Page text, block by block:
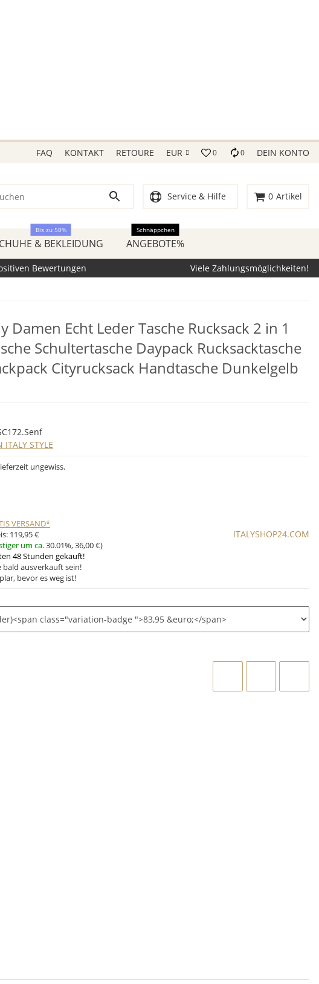
FAQ KONTAKT RETOURE EUR 0 0 DEIN KONTO
Service & Hilfe 0 Artikel
& BEKLEIDUNG
Bis zu 50%
ANGEBOTE%
Schnäppchen
Bewertungen
Viele Zahlungsmöglichkeiten!
Damen Echt Leder Tasche Rucksack 2 in 1
Schultertasche Daypack Rucksacktasche
Cityrucksack Handtasche Dunkelgelb
ITALY STYLE
ungewiss.
VERSAND*
119,95 €
um ca.30.01%,36,00 €)
48 Stunden gekauft!
ausverkauft sein!
bevor es weg ist!
ITALYSHOP24.COM